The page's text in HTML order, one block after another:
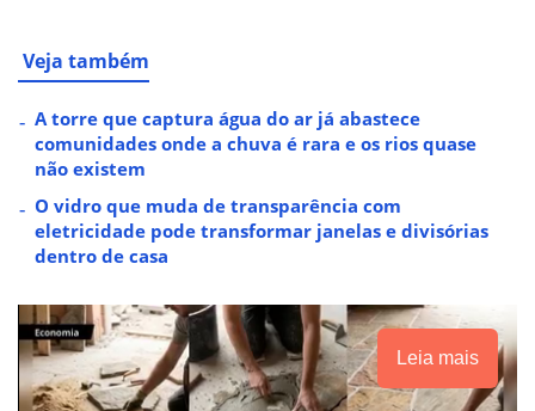
Veja também
A torre que captura água do ar já abastece
comunidades onde a chuva é rara e os rios quase
não existem
O vidro que muda de transparência com
eletricidade pode transformar janelas e divisórias
dentro de casa
Leia mais